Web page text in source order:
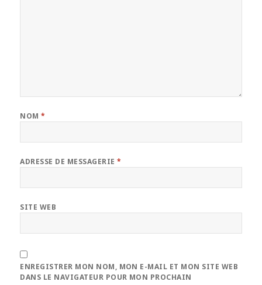
NOM*
ADRESSE DE MESSAGERIE*
SITE WEB
ENREGISTRER MON NOM, MON E-MAIL ET MON SITE WEB
DANS LE NAVIGATEUR POUR MON PROCHAIN